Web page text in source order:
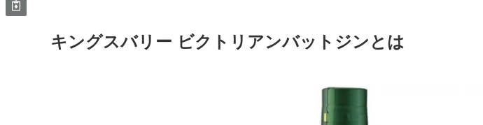
キングスバリー ビクトリアンバットジンとは